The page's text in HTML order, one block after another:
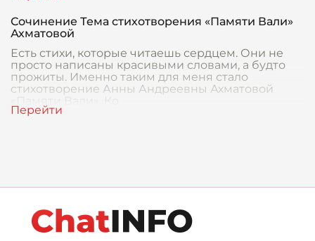
Сочинение Тема стихотворения «Памяти Вали»
Ахматовой
Есть стихи, которые читаешь сердцем. Они не
просто написаны красивыми словами, а будто
прожиты. Именно таким для меня стало
стихотворение Анны Андреевны Ахматовой
«Памяти Вали». Ко